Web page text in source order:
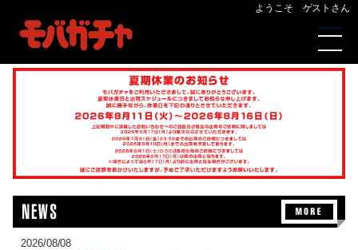
ようこそ ゲストさん
2026/08/08